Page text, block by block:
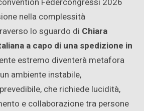
nella complessità
lo sguardo di Chiara
a capo di una spedizione in
estremo diventerà metafora
ambiente instabile,
che richiede lucidità,
e collaborazione tra persone